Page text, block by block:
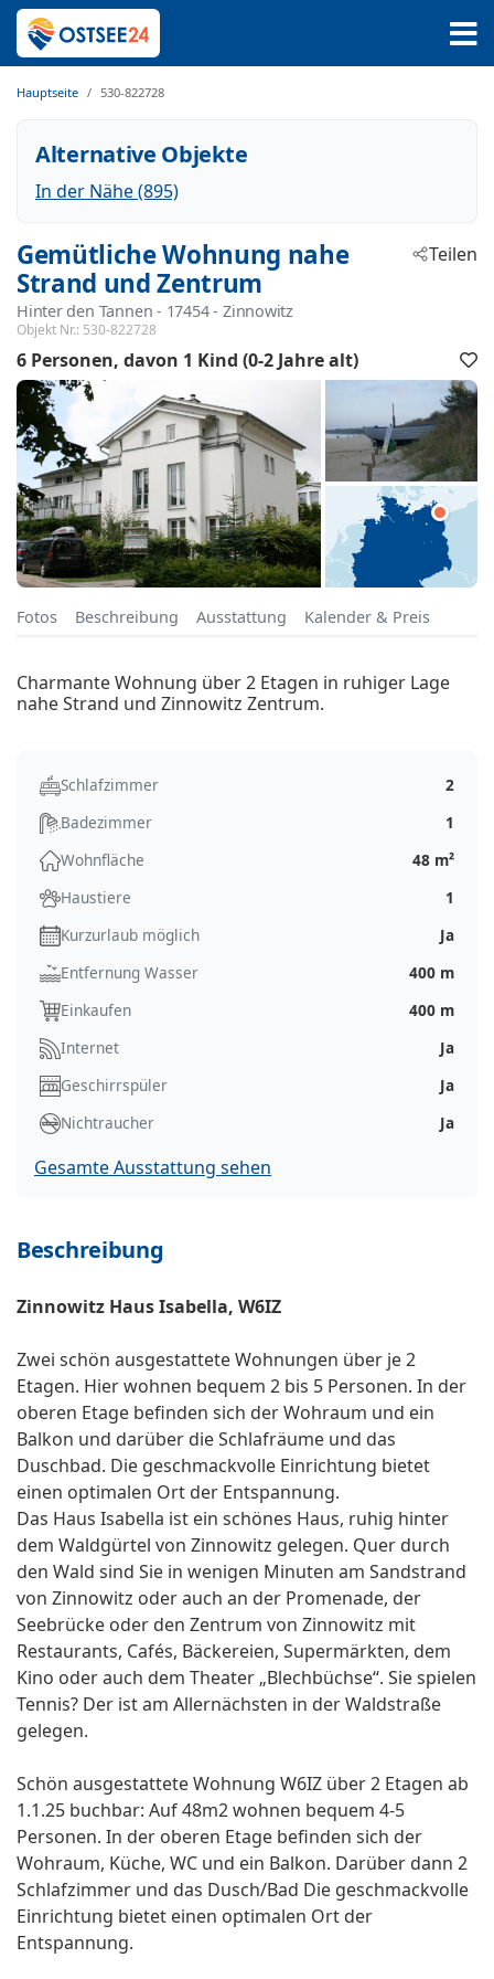
Hauptseite 530-822728
Alternative Objekte
In der Nähe (895)
Gemütliche Wohnung nahe
Strand und Zentrum
Hinter den Tannen - 17454 - Zinnowitz
Objekt Nr.: 530-822728
Teilen
6 Personen davon 1 Kind (0-2 Jahre alt)
Fotos Beschreibung Ausstattung Kalender & Preis
Charmante Wohnung über 2 Etagen in ruhiger Lage
nahe Strand und Zinnowitz Zentrum.
Schlafzimmer
2
Badezimmer
1
Wohnfläche
48 m²
Haustiere
1
Kurzurlaub möglich
Ja
Entfernung Wasser
400 m
Einkaufen
400 m
Internet
Ja
Geschirrspüler
Ja
Nichtraucher
Ja
Gesamte Ausstattung sehen
Beschreibung
Zinnowitz Haus Isabella, W6IZ
Zwei schön ausgestattete Wohnungen über je 2
Etagen. Hier wohnen bequem 2 bis 5 Personen. In der
oberen Etage befinden sich der Wohraum und ein
Balkon und darüber die Schlafräume und das
Duschbad. Die geschmackvolle Einrichtung bietet
einen optimalen Ort der Entspannung.
Das Haus Isabella ist ein schönes Haus, ruhig hinter
dem Waldgürtel von Zinnowitz gelegen. Quer durch
den Wald sind Sie in wenigen Minuten am Sandstrand
von Zinnowitz oder auch an der Promenade, der
Seebrücke oder den Zentrum von Zinnowitz mit
Restaurants, Cafés, Bäckereien, Supermärkten, dem
Kino oder auch dem Theater „Blechbüchse“. Sie spielen
Tennis? Der ist am Allernächsten in der Waldstraße
gelegen.
Schön ausgestattete Wohnung W6IZ über 2 Etagen ab
1.1.25 buchbar: Auf 48m2 wohnen bequem 4-5
Personen. In der oberen Etage befinden sich der
Wohraum, Küche, WC und ein Balkon. Darüber dann 2
Schlafzimmer und das Dusch/Bad Die geschmackvolle
Einrichtung bietet einen optimalen Ort der
Entspannung.